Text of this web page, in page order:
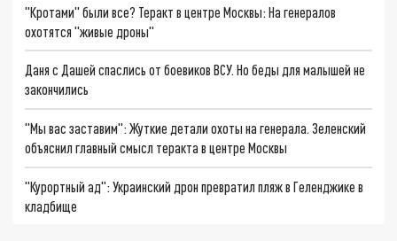
"Кротами" были все? Теракт в центре Москвы: На генералов
охотятся "живые дроны"
Даня с Дашей спаслись от боевиков ВСУ. Но беды для малышей не
закончились
"Мы вас заставим": Жуткие детали охоты на генерала. Зеленский
объяснил главный смысл теракта в центре Москвы
"Курортный ад": Украинский дрон превратил пляж в Геленджике в
кладбище